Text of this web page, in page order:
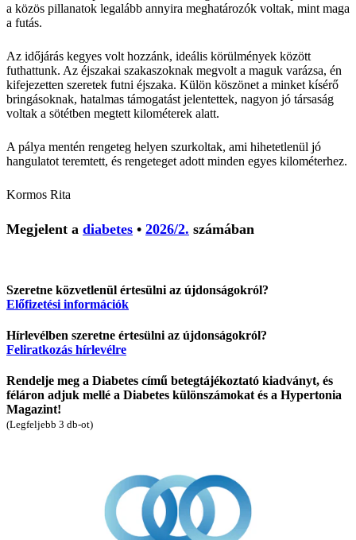
a közös pillanatok legalább annyira meghatározók voltak, mint maga
a futás.
Az időjárás kegyes volt hozzánk, ideális körülmények között
futhattunk. Az éjszakai szakaszoknak megvolt a maguk varázsa, én
kifejezetten szeretek futni éjszaka. Külön köszönet a minket kísérő
bringásoknak, hatalmas támogatást jelentettek, nagyon jó társaság
voltak a sötétben megtett kilométerek alatt.
A pálya mentén rengeteg helyen szurkoltak, ami hihetetlenül jó
hangulatot teremtett, és rengeteget adott minden egyes kilométerhez.
Kormos Rita
Megjelent a diabetes • 2026/2. számában
Szeretne közvetlenül értesülni az újdonságokról?
Előfizetési információk
Hírlevélben szeretne értesülni az újdonságokról?
Feliratkozás hírlevélre
Rendelje meg a Diabetes című betegtájékoztató kiadványt, és
féláron adjuk mellé a Diabetes különszámokat és a Hypertonia
Magazint!
(Legfeljebb 3 db-ot)